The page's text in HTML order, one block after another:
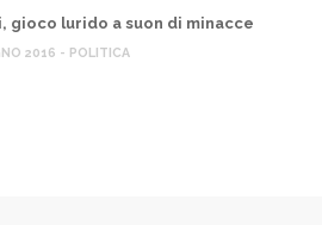
gioco lurido a suon di minacce
2016 - POLITICA